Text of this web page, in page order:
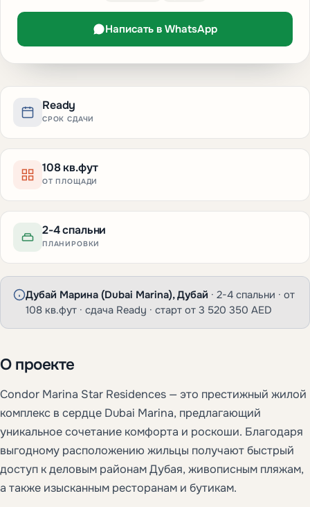
Ready
СРОК СДАЧИ
108 кв.фут
ОТ ПЛОЩАДИ
2-4 спальни
ПЛАНИРОВКИ
Дубай Марина (Dubai Marina), Дубай · 2-4 спальни · от
108 кв.фут · сдача Ready · старт от 3 520 350 AED
О проекте
Condor Marina Star Residences — это престижный жилой
комплекс в сердце Dubai Marina, предлагающий
уникальное сочетание комфорта и роскоши. Благодаря
выгодному расположению жильцы получают быстрый
доступ к деловым районам Дубая, живописным пляжам,
а также изысканным ресторанам и бутикам.
Написать в WhatsApp